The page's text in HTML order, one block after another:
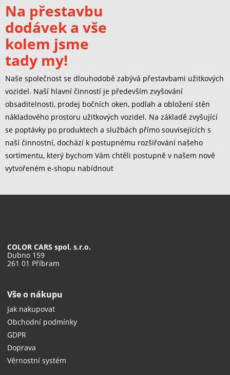
Na přestavbu
dodávek a vše
kolem jsme
tady my!
Naše společnost se dlouhodobě zabývá přestavbami užitkových
vozidel. Naší hlavní činností je především zvyšování
obsaditelnosti, prodej bočních oken, podlah a obložení stěn
nákladového prostoru užitkových vozidel. Na základě zvyšující
se poptávky po produktech a službách přímo souvisejících s
naší činnostní, dochází k postupnému rozšiřování našeho
sortimentu, který bychom Vám chtěli postupně v našem nově
vytvořeném e-shopu nabídnout
COLOR CARS spol. s.r.o.
Dubno 159
261 01 Příbram
Vše o nákupu
Jak nakupovat
Obchodní podmínky
GDPR
Doprava
Věrnostní systém